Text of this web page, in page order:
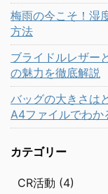
梅雨の今こそ！湿
方法
ブライドルレザー
の魅力を徹底解説
バッグの大きさは
A4ファイルでわか
カテゴリー
CR活動 (4)